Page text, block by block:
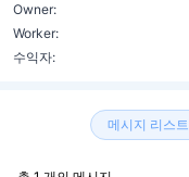
Owner:
Worker:
수익자:
메시지 리스트